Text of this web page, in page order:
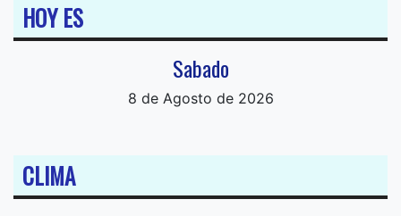
HOY ES
Sabado
8 de Agosto de 2026
CLIMA